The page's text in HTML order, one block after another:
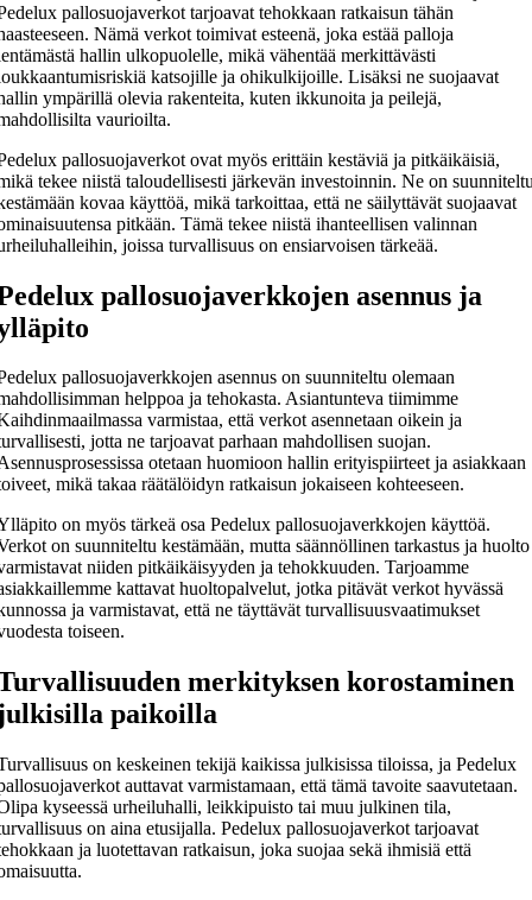
pallosuojaverkot tarjoavat tehokkaan ratkaisun tähän
Nämä verkot toimivat esteenä, joka estää palloja
hallin ulkopuolelle, mikä vähentää merkittävästi
katsojille ja ohikulkijoille. Lisäksi ne suojaavat
ympärillä olevia rakenteita, kuten ikkunoita ja peilejä,
vaurioilta.
pallosuojaverkot ovat myös erittäin kestäviä ja pitkäikäisiä,
tekee niistä taloudellisesti järkevän investoinnin. Ne on
kovaa käyttöä, mikä tarkoittaa, että ne säilyttävät suojaavat
pitkään. Tämä tekee niistä ihanteellisen valinnan
joissa turvallisuus on ensiarvoisen tärkeää.
pallosuojaverkkojen asennus ja
pallosuojaverkkojen asennus on suunniteltu olemaan
helppoa ja tehokasta. Asiantunteva tiimimme
varmistaa, että verkot asennetaan oikein ja
jotta ne tarjoavat parhaan mahdollisen suojan.
otetaan huomioon hallin erityispiirteet ja asiakkaan
mikä takaa räätälöidyn ratkaisun jokaiseen kohteeseen.
on myös tärkeä osa Pedelux pallosuojaverkkojen käyttöä.
on suunniteltu kestämään, mutta säännöllinen tarkastus ja huolto
niiden pitkäikäisyyden ja tehokkuuden. Tarjoamme
kattavat huoltopalvelut, jotka pitävät verkot hyvässä
ja varmistavat, että ne täyttävät turvallisuusvaatimukset
toiseen.
merkityksen korostaminen
paikoilla
on keskeinen tekijä kaikissa julkisissa tiloissa, ja Pedelux
auttavat varmistamaan, että tämä tavoite saavutetaan.
kyseessä urheiluhalli, leikkipuisto tai muu julkinen tila,
on aina etusijalla. Pedelux pallosuojaverkot tarjoavat
ja luotettavan ratkaisun, joka suojaa sekä ihmisiä että